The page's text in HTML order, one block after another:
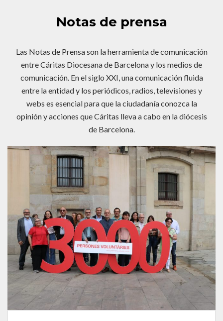
Notas de prensa
Las Notas de Prensa son la herramienta de comunicación
entre Cáritas Diocesana de Barcelona y los medios de
comunicación. En el siglo XXI, una comunicación fluida
entre la entidad y los periódicos, radios, televisiones y
webs es esencial para que la ciudadanía conozca la
opinión y acciones que Cáritas lleva a cabo en la diócesis
de Barcelona.